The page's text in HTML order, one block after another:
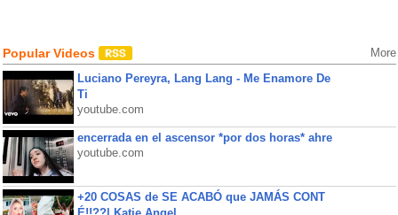
Popular Videos More
Luciano Pereyra, Lang Lang - Me Enamore De
Ti
youtube.com
encerrada en el ascensor *por dos horas* ahre
youtube.com
+20 COSAS de SE ACABÓ que JAMÁS CONT